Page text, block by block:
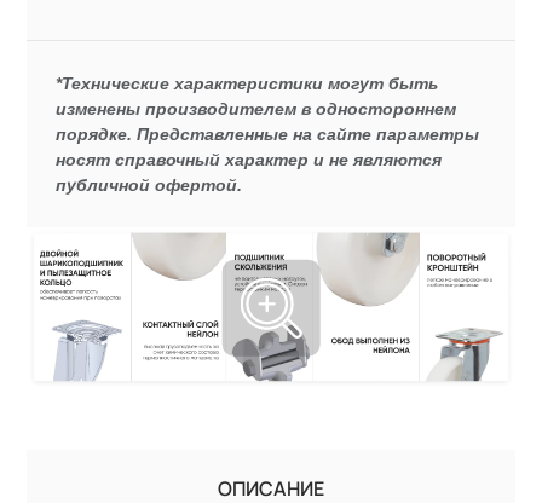
*Технические характеристики могут быть
изменены производителем в одностороннем
порядке. Представленные на сайте параметры
носят справочный характер и не являются
публичной офертой.
ОПИСАНИЕ